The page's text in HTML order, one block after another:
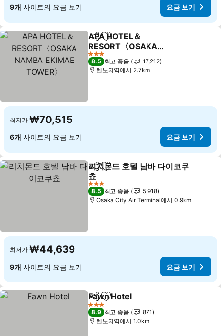
9개 사이트의 요금 보기 요금 보기
공유 즐겨찾기에 추가
APA HOTEL＆
RESORT〈OSAKA
NAMBA EKIMAE
TOWER〉
요금 보기
3 성급
8.5 최고 좋음
17,212
텐노지역에서 2.7km
최저가 ₩70,515
6개 사이트의 요금 보기 요금 보기
공유 즐겨찾기에 추가
리치몬드 호텔 남바 다이코쿠
쵸
요금 보기
3 성급
8.5 최고 좋음
5,918
Osaka City Air Terminal에서 0.9km
최저가 ₩44,639
9개 사이트의 요금 보기 요금 보기
공유 즐겨찾기에 추가
Fawn Hotel
3 성급
8.9 최고 좋음
871
텐노지역에서 1.0km